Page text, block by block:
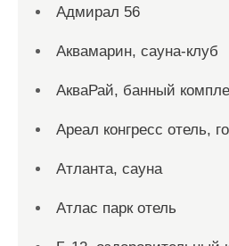
Адмирал 56
Аквамарин, сауна-клуб
АкваРай, банный
Ареал конгресс отель,
Атланта, сауна
Атлас парк отель